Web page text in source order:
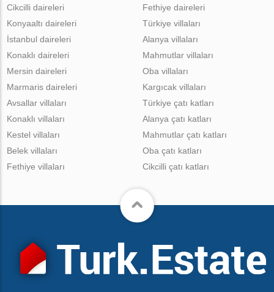
Cikcilli daireleri
Fethiye daireleri
Konyaaltı daireleri
İstanbul daireleri
Konaklı daireleri
Mersin daireleri
Marmaris daireleri
Türkiye villaları
Alanya villaları
Mahmutlar villaları
Oba villaları
Kargıcak villaları
Avsallar villaları
Konaklı villaları
Kestel villaları
Belek villaları
Fethiye villaları
Türkiye çatı katları
Alanya çatı katları
Mahmutlar çatı katları
Oba çatı katları
Cikcilli çatı katları